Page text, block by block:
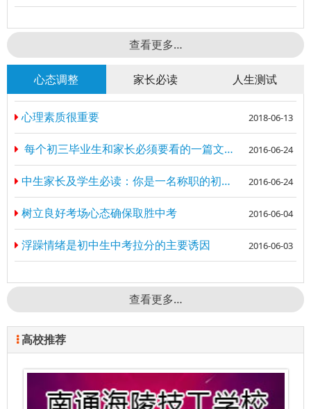
查看更多…
心态调整 家长必读 人生测试
心理素质很重要 2018-06-13
每个初三毕业生和家长必须要看的一篇文章： 2016-06-24
中生家长及学生必读：你是一名称职的初中生家长吗？ 2016-06-24
树立良好考场心态确保取胜中考 2016-06-04
浮躁情绪是初中生中考拉分的主要诱因 2016-06-03
查看更多…
高校推荐